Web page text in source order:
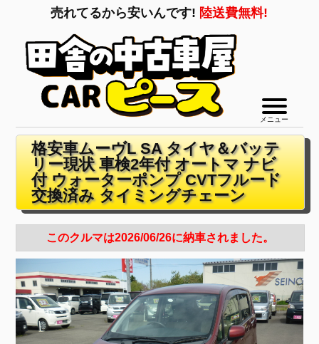
売れてるから安いんです! 陸送費無料!
メニュー
格安車ムーヴL SA タイヤ＆バッテ
リー現状 車検2年付 オートマ ナビ
付 ウォーターポンプ CVTフルード
交換済み タイミングチェーン
このクルマは2026/06/26に納車されました。